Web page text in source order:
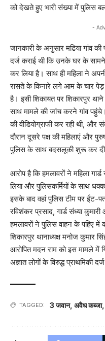
को देखते हुए भारी संख्या में पुलिस
-
जानकारी के अनुसार मढिया गांव की
दर्ज कराई थी कि उनके घर के
कर लिया है। साथ ही महिला ने
रासते के किनारे लगे आम के चार पेड़
है। इसी शिकायत पर शिकारपुर
साथ मामले की जांच करने गांव
की वीडियोग्राफी कर रही थी, और
दौरान दूसरे पक्ष की महिलाएं और
पुलिस के साथ बदसलूकी शुरू कर
आरोप है कि हमलावरों ने महिला
लिया और पुलिसकर्मियों के साथ
इसके बाद वहां पुलिस टीम पर ईंट-
रविशंकर प्रसाद, गार्ड संध्या
हमलावरों ने पुलिस वाहन के पहिए
शिकारपुर थानाध्यक्ष मनोज कुमार
आरोपित मदन राम को इस मामले में
अज्ञात लोगों के विरुद्ध प्राथमिकी
TAGGED: 3 जवान, अवैध कब्जा